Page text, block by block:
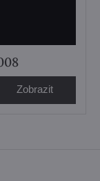
Zobrazit